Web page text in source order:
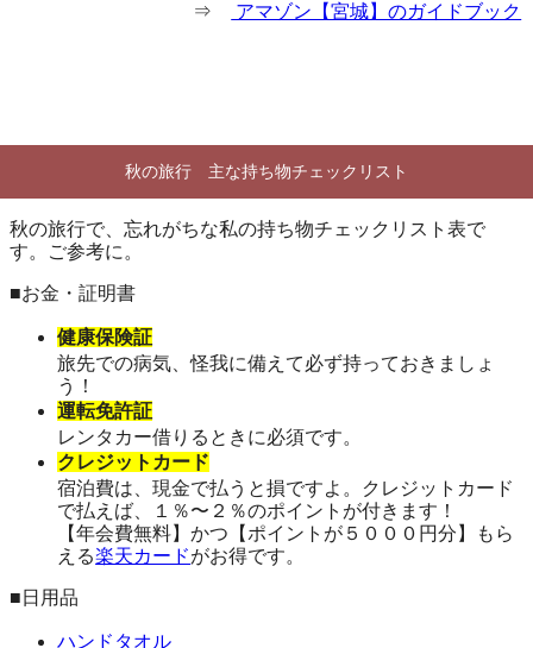
⇒ アマゾン【宮城】のガイドブック
秋の旅行 主な持ち物チェックリスト
秋の旅行で、忘れがちな私の持ち物チェックリスト表で
す。ご参考に。
■お金・証明書
健康保険証
旅先での病気、怪我に備えて必ず持っておきましょ
う！
運転免許証
レンタカー借りるときに必須です。
クレジットカード
宿泊費は、現金で払うと損ですよ。クレジットカード
で払えば、１％〜２％のポイントが付きます！
【年会費無料】かつ【ポイントが５０００円分】もら
える楽天カードがお得です。
■日用品
ハンドタオル